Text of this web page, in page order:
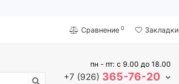
Сравнение 0 Закладки
пн - пт: с 9.00 до 18.00
+7 (926) 365-76-20